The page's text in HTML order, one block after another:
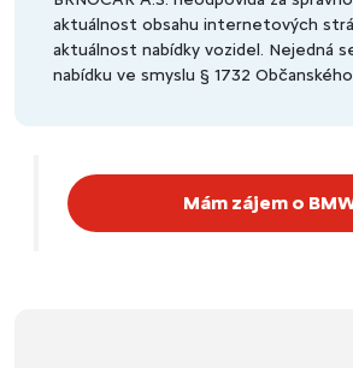
aktuálnost obsahu internetových
aktuálnost nabídky vozidel. Nejedná
nabídku ve smyslu § 1732
Mám zájem o